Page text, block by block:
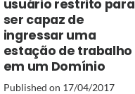
usuário restrito para
ser capaz de
ingressar uma
estação de trabalho
em um Domínio
Published on 17/04/2017